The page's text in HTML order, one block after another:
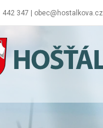
442 347 | obec@hostalkova.cz